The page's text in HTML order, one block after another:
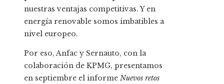
nuestras ventajas competitivas. Y en
energía renovable somos imbatibles a
nivel europeo.
Por eso, Anfac y Sernauto, con la
colaboración de KPMG, presentamos
en septiembre el informe Nuevos retos